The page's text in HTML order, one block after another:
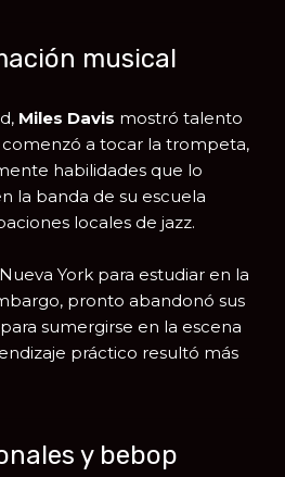
musical
Miles Davis mostró talento
comenzó a tocar la trompeta,
habilidades que lo
la banda de su escuela
locales de jazz.
Nueva York para estudiar en la
pronto abandonó sus
sumergirse en la escena
práctico resultó más
y bebop